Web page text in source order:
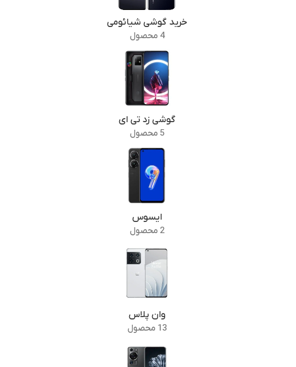
خرید گوشی شیائومی
4 محصول
گوشی زد تی ای
5 محصول
ایسوس
2 محصول
وان پلاس
13 محصول